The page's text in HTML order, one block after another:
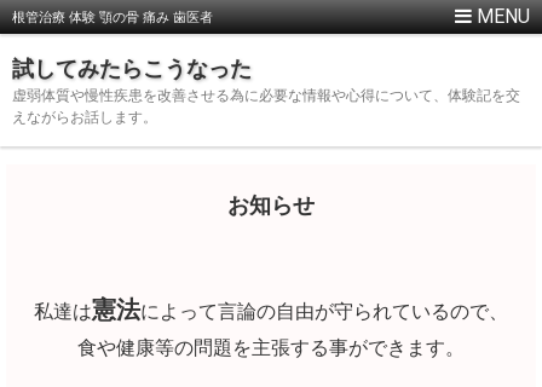
根管治療 体験 顎の骨 痛み 歯医者
試してみたらこうなった
虚弱体質や慢性疾患を改善させる為に必要な情報や心得について、体験記を交
えながらお話します。
お知らせ
私達は憲法によって言論の自由が守られているので、
食や健康等の問題を主張する事ができます。